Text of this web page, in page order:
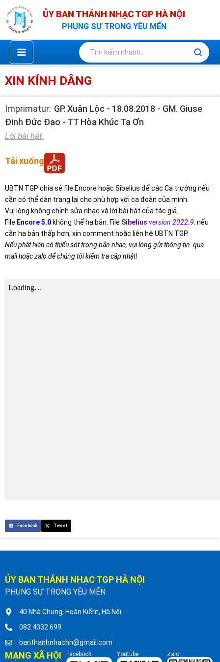
Nhảy
tới
nội
dung
ỦY BAN THÁNH NHẠC TGP HÀ NỘI
PHỤNG SỰ TRONG YÊU MẾN
XIN KÍNH DÂNG
Imprimatur: GP. Xuân Lộc - 18.08.2018 - GM. Giuse
Đinh Đức Đạo - TT Hòa Khúc Tạ Ơn
Lời bài hát:
Tải xuống
UBTN TGP chia sẻ file Encore hoặc Sibelius để các Ca trưởng nếu
cần có thể dàn trang lại cho phù hợp với ca đoàn của mình.
Vui lòng không chỉnh sửa nhạc và lời bài hát của tác giả.
File Encore 5.0 không thể hạ bản. File Sibelius version 2022.9, nếu
cần hạ bản thấp hơn, xin comment hoặc liên hệ UBTN TGP.
Nếu phát hiện có thiếu sót trong bản nhạc, vui lòng gửi thông tin qua
mail hoặc zalo để chúng tôi kiểm tra cập nhật!
Facebook Tweet
ỦY BAN THÁNH NHẠC TGP HÀ NỘI
PHỤNG SỰ TRONG YÊU MẾN
40 Nhà Chung, Hoàn Kiếm, Hà Nội
082 4332 699
banthanhnhachn@gmail.com
MẠNG XÃ HỘI Facebook Youtube Zalo